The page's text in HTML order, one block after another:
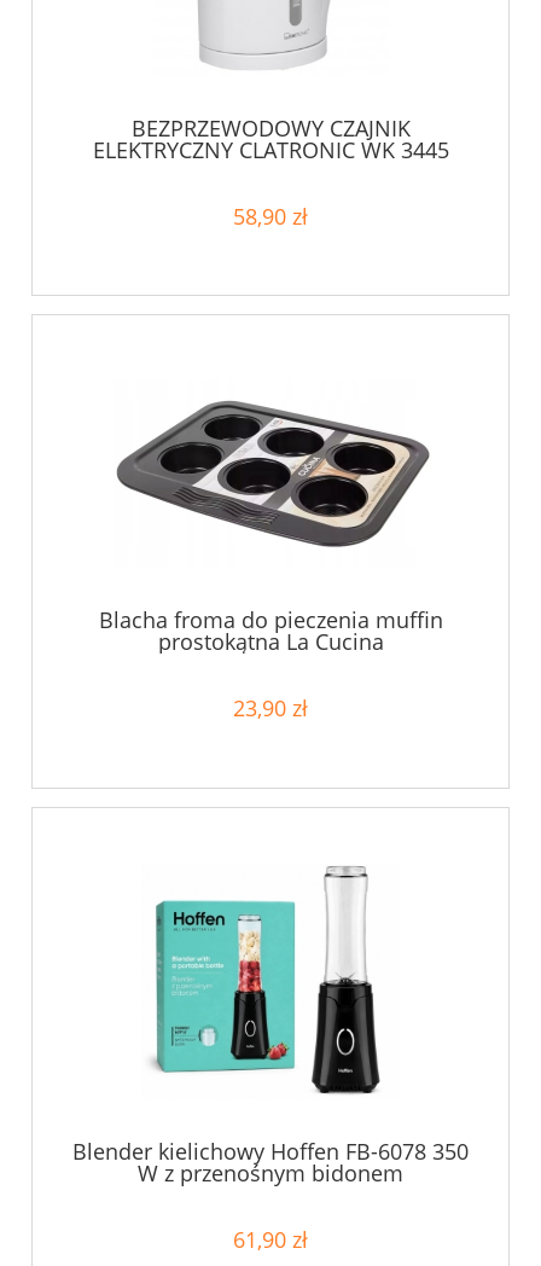
BEZPRZEWODOWY CZAJNIK
ELEKTRYCZNY CLATRONIC WK 3445
58,90 zł
Blacha froma do pieczenia muffin
prostokątna La Cucina
23,90 zł
Blender kielichowy Hoffen FB-6078 350
W z przenośnym bidonem
61,90 zł